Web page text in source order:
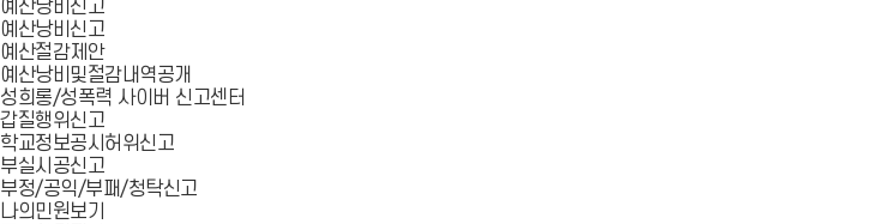
예산낭비신고
예산낭비신고
예산절감제안
예산낭비및절감내역공개
성희롱/성폭력 사이버 신고센터
갑질행위신고
학교정보공시허위신고
부실시공신고
부정/공익/부패/청탁신고
나의민원보기